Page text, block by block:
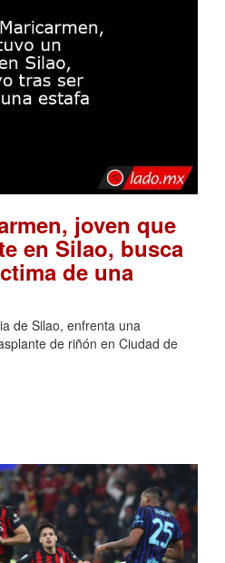
joven que
en Silao, busca
de una
de Silao, enfrenta una
de riñón en Ciudad de